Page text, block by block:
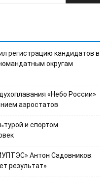
регистрацию кандидатов в
округам
«Небо России»
аэростатов
и спортом
Антон Садовников:
результат»